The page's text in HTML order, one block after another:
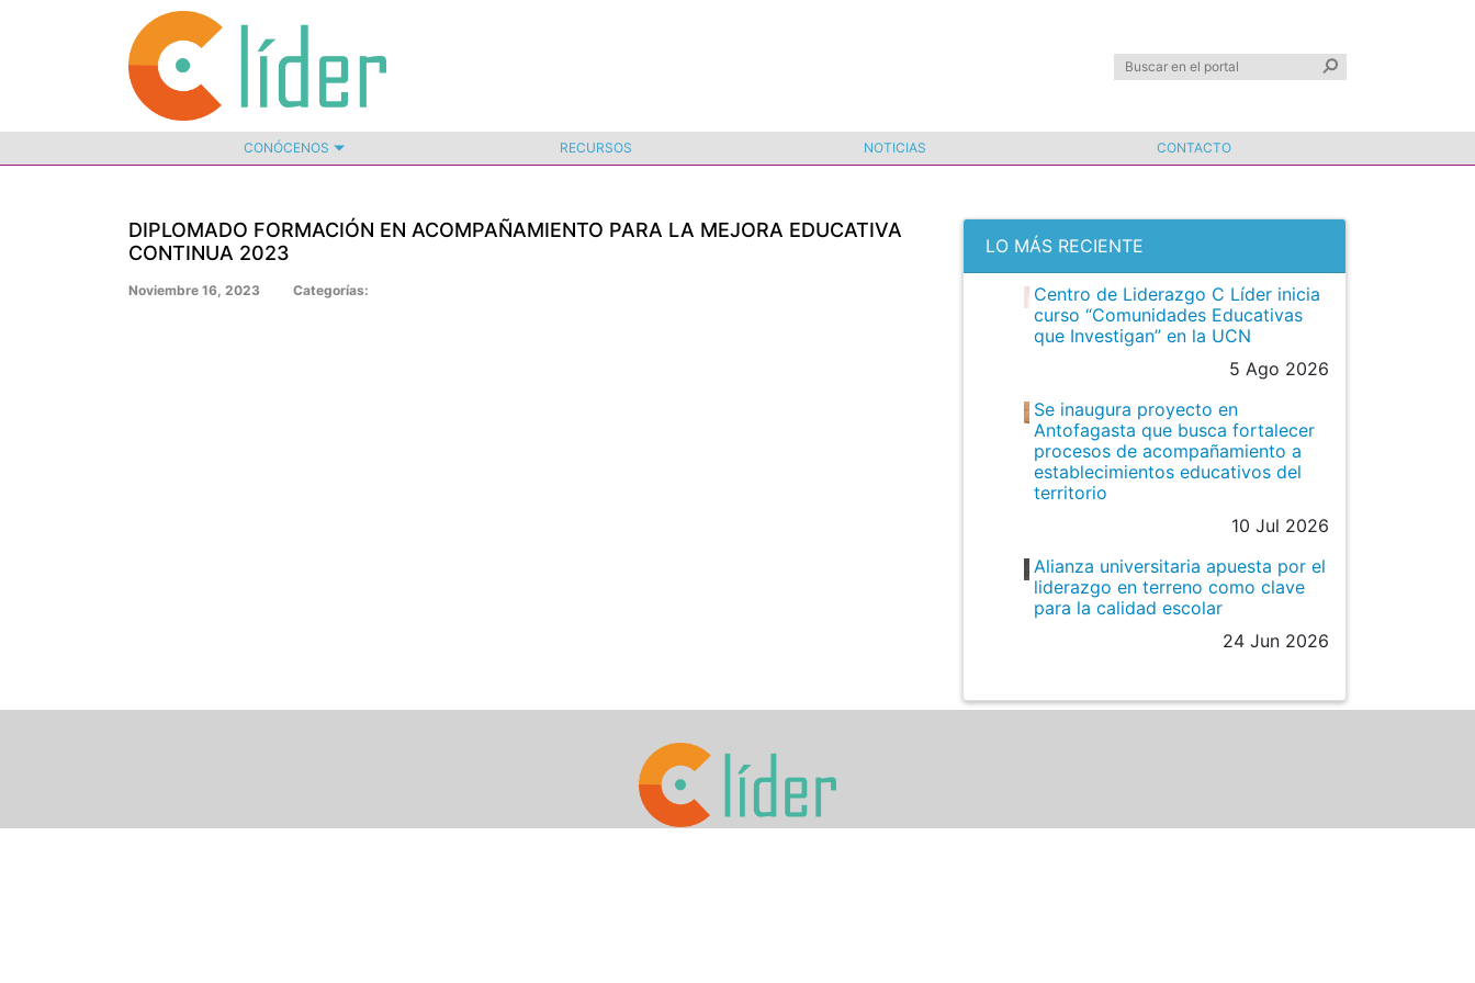
CONÓCENOS RECURSOS NOTICIAS CONTACTO
DIPLOMADO FORMACIÓN EN ACOMPAÑAMIENTO PARA LA MEJORA EDUCATIVA
CONTINUA 2023
Noviembre 16, 2023 Categorías:
LO MÁS RECIENTE
Centro de Liderazgo C Líder inicia
curso “Comunidades Educativas
que Investigan” en la UCN
5 Ago 2026
Se inaugura proyecto en
Antofagasta que busca fortalecer
procesos de acompañamiento a
establecimientos educativos del
territorio
10 Jul 2026
Alianza universitaria apuesta por el
liderazgo en terreno como clave
para la calidad escolar
24 Jun 2026